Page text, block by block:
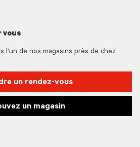
vous
l'un de nos magasins près de chez
un rendez-vous
un magasin